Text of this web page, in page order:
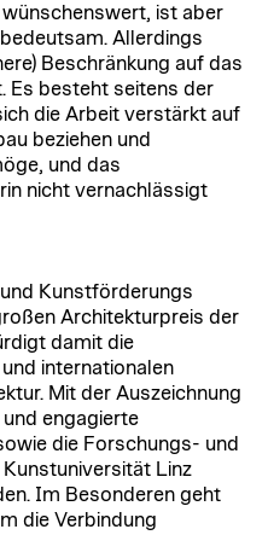
ist aber
Allerdings
Beschränkung auf das
Es besteht seitens der
die Arbeit verstärkt auf
beziehen und
und das
nicht vernachlässigt
Kunstförderungs
Architekturpreis der
damit die
internationalen
Mit der Auszeichnung
engagierte
die Forschungs- und
Linz
Im Besonderen geht
die Verbindung